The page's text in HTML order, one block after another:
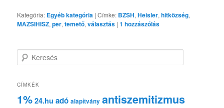
Kategória: Egyéb kategória |Címke: BZSH,Heisler,hitközség,
MAZSIHISZ,per,temető,választás |1 hozzászólás
e
e
é
CÍMKÉK
1% 24.hu adó alapítvány antiszemitizmus